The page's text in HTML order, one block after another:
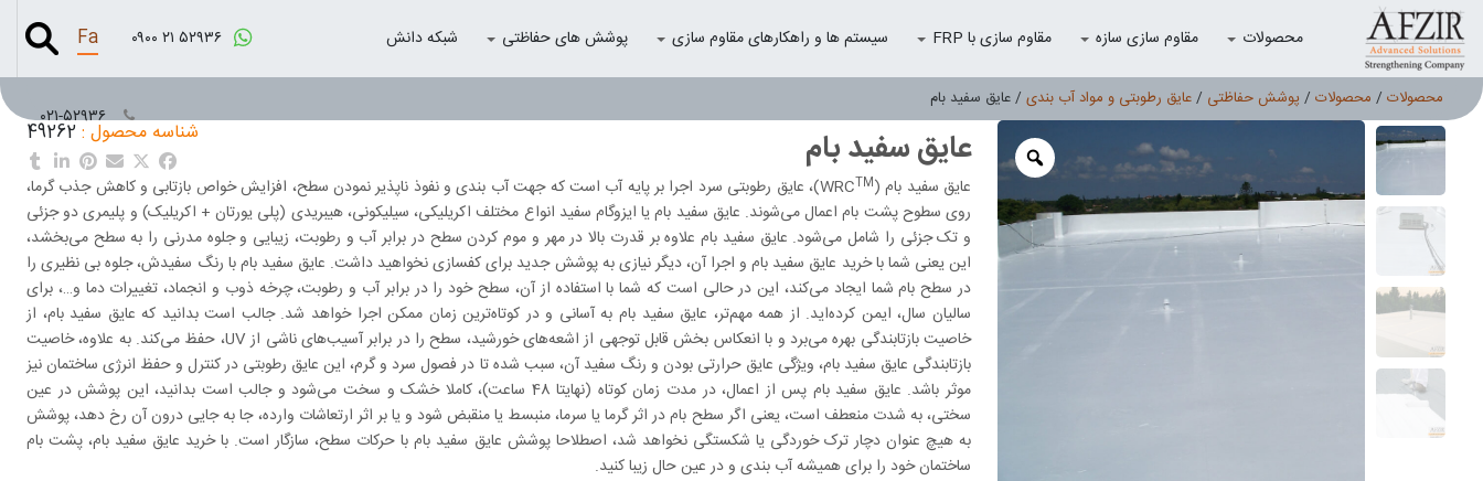
Fa محصولات مقاوم سازی سازه مقاوم سازی با FRP سیستم ها و راهکارهای مقاوم سازی پوشش های حفاظتی شبکه دانش ۰۹۰۰ ۲۱ ۵۲۹۳۶
۰۲۱-۵۲۹۳۶
محصولات / محصولات / پوشش حفاظتی /عایق رطوبتی و مواد آب بندی / عایق سفید بام
عایق سفید بام شناسه محصول :49262
عایق سفید بام (WRCTM
)، عایق رطوبتی سرد اجرا بر پایه آب است که جهت آب بندی و نفوذ ناپذیر نمودن سطح، افزایش خواص ‏بازتابی و کاهش جذب گرما،
روی سطوح پشت بام اعمال می‌شوند. عایق سفید بام یا ایزوگام سفید انواع مختلف اکریلیکی، ‏سیلیکونی، هیبریدی (پلی یورتان + اکریلیک) و پلیمری دو جزئی
و تک جزئی را شامل می‌شود. عایق سفید بام علاوه بر ‏قدرت بالا در مهر و موم کردن سطح در برابر آب و رطوبت، زیبایی و جلوه مدرنی را به سطح می‌بخشد،
این یعنی شما با ‏خرید عایق سفید بام و اجرا آن، دیگر نیازی به پوشش جدید برای کفسازی نخواهید داشت. عایق سفید بام با رنگ ‏سفیدش، جلوه بی نظیری را
در سطح بام شما ایجاد می‌کند، این در حالی است که شما با استفاده از آن، سطح خود را در ‏برابر آب و رطوبت، چرخه ذوب و انجماد، تغییرات دما و…، برای
سالیان سال، ایمن کرده‌اید. از همه مهم‌تر، عایق سفید بام ‏به آسانی و در کوتاه‌ترین زمان ممکن اجرا خواهد شد. جالب است بدانید که عایق سفید بام، از
خاصیت بازتابندگی بهره ‏می‌برد و با انعکاس بخش قابل توجهی از اشعه‌های خورشید، سطح را در برابر آسیب‌های ناشی از ‏UV، حفظ می‌کند. به علاوه، خاصیت
بازتابندگی عایق سفید بام، ویژگی عایق حرارتی بودن و رنگ سفید آن، سبب شده تا در فصول سرد و گرم، این عایق رطوبتی در کنترل و حفظ انرژی ساختمان نیز
موثر باشد. عایق ‏سفید بام پس از اعمال، در مدت زمان کوتاه (نهایتا 48 ساعت)، کاملا خشک و سخت می‌شود و جالب است بدانید، این ‏پوشش در عین
سختی، به شدت منعطف است، یعنی اگر سطح بام در اثر گرما یا سرما، منبسط یا منقبض شود و یا بر اثر ‏ارتعاشات وارده، جا به جایی درون آن رخ دهد، پوشش
به هیچ عنوان دچار ترک خوردگی یا شکستگی نخواهد شد، ‏اصطلاحا پوشش عایق سفید بام با حرکات سطح، سازگار است. با خرید عایق سفید بام، پشت بام
ساختمان خود را برای ‏همیشه آب بندی و در عین حال زیبا کنید.‏